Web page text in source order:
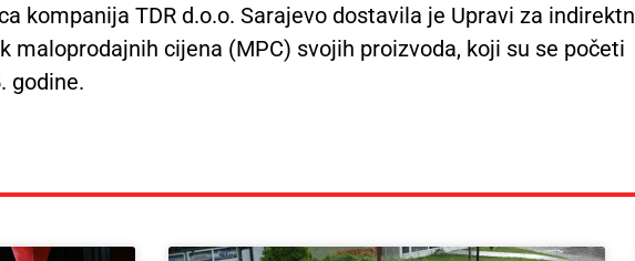
kompanija TDR d.o.o. Sarajevo dostavila je Upravi za
maloprodajnih cijena (MPC) svojih proizvoda, koji su se početi
godine.